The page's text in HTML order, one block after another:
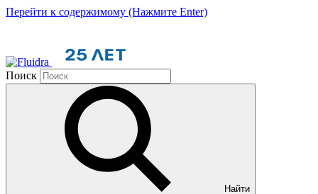
Перейти к содержимому (Нажмите Enter)
Поиск
Найти